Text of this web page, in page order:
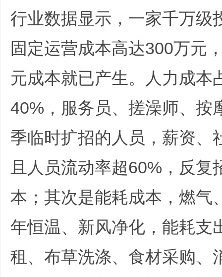
行业数据显示，一家千万级
固定运营成本高达300万元
元成本就已产生。人力成本
40%，服务员、搓澡师、按
季临时扩招的人员，薪资、
且人员流动率超60%，反
本；其次是能耗成本，燃气
年恒温、新风净化，能耗支
租、布草洗涤、食材采购、